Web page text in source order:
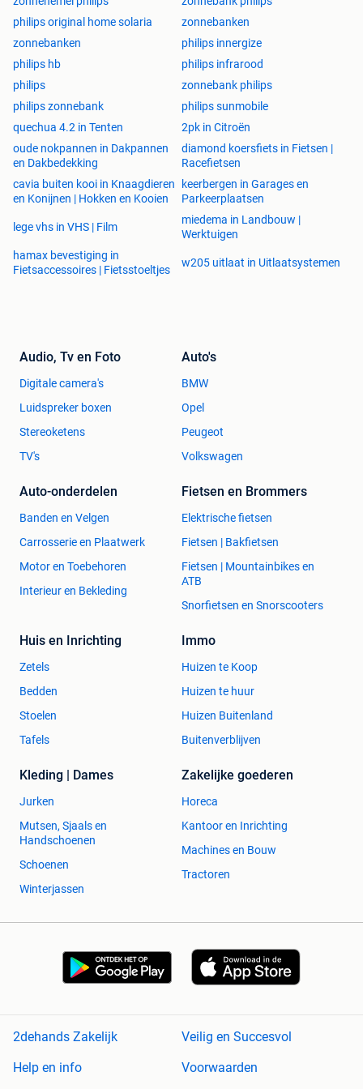
gerust voor meer informatie. U kunt ons bereiken op
0614904527, of stuur een e-mail Wij wensen u veel plezier
met de zoektocht naar uw nieuwe zonnebank!!! Sunmobile
gebruikte zonnebankenGebruikte zonnebank JONG
GEBRUIKTE SUNMOBILE
philips original home solaria
zonnebanken
zonnebanken
philips innergize
philips hb
philips infrarood
philips
zonnebank philips
philips zonnebank
philips sunmobile
quechua 4.2 in Tenten
2pk in Citroën
oude nokpannen in Dakpannen
en Dakbedekking
diamond koersfiets in Fietsen |
Racefietsen
cavia buiten kooi in Knaagdieren
en Konijnen | Hokken en Kooien
keerbergen in Garages en
Parkeerplaatsen
lege vhs in VHS | Film
miedema in Landbouw |
Werktuigen
hamax bevestiging in
Fietsaccessoires | Fietsstoeltjes
w205 uitlaat in Uitlaatsystemen
Audio, Tv en Foto
Digitale camera's
Luidspreker boxen
Stereoketens
TV's
Auto's
BMW
Opel
Peugeot
Volkswagen
Auto-onderdelen
Banden en Velgen
Carrosserie en Plaatwerk
Motor en Toebehoren
Interieur en Bekleding
Fietsen en Brommers
Elektrische fietsen
Fietsen | Bakfietsen
Fietsen | Mountainbikes en
ATB
Snorfietsen en Snorscooters
Huis en Inrichting
Zetels
Bedden
Stoelen
Tafels
Immo
Huizen te Koop
Huizen te huur
Huizen Buitenland
Buitenverblijven
Kleding | Dames
Jurken
Mutsen, Sjaals en
Handschoenen
Schoenen
Winterjassen
Zakelijke goederen
Horeca
Kantoor en Inrichting
Machines en Bouw
Tractoren
2dehands Zakelijk
Veilig en Succesvol
Help en info
Voorwaarden